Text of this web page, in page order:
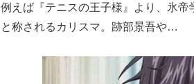
例えば『テニスの王子様』より、氷
と称されるカリスマ。跡部景吾や…